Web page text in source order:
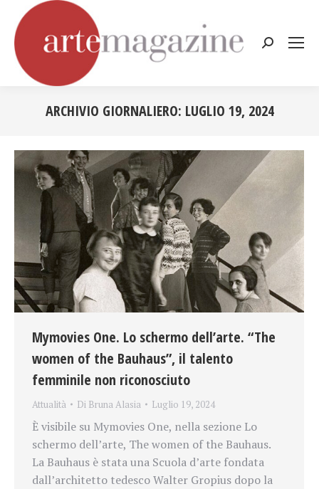
Cerca:
ARCHIVIO GIORNALIERO: LUGLIO 19, 2024
Mymovies One. Lo schermo dell’arte. “The
women of the Bauhaus”, il talento
femminile non riconosciuto
Attualità Di Bruna Alasia Luglio 19, 2024
È visibile su Mymovies One, nella sezione Lo
schermo dell’arte, The women of the Bauhaus.
La Bauhaus è stata una Scuola d’arte fondata
dall’architetto tedesco Walter Gropius dopo la